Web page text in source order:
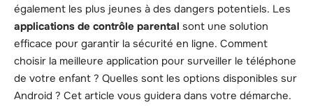
également les plus jeunes à des dangers potentiels. Les
applications de contrôle parental sont une solution
efficace pour garantir la sécurité en ligne. Comment
choisir la meilleure application pour surveiller le téléphone
de votre enfant ? Quelles sont les options disponibles sur
Android ? Cet article vous guidera dans votre démarche.